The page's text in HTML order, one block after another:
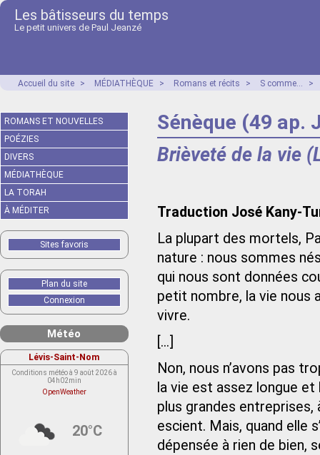
Les bâtisseurs du temps
Le petit univers de Paul Jeanzé
Accueil du site > MÉDIATHÈQUE > Romans et récits > S comme... >
Sénèque (49 ap.
Brièveté de la vie
Traduction José Kany-
La plupart des mortels,
nature : nous sommes
qui nous sont données
petit nombre, la vie nous
vivre.
[...]
Non, nous n’avons pas
la vie est assez longue
plus grandes entreprises,
escient. Mais, quand elle
dépensée à rien de bien,
ROMANS ET NOUVELLES
POÉZIES
DIVERS
MÉDIATHÈQUE
LA TORAH
À MÉDITER
Sites favoris
Plan du site
Connexion
Météo
Lévis-Saint-Nom
Conditions météo à 9 août 2026 à
04h02min
OpenWeather
20°C